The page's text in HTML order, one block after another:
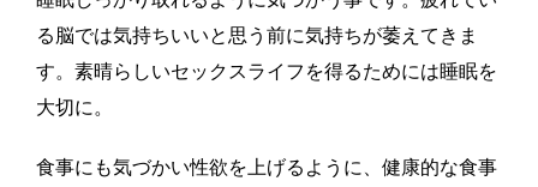
る脳では気持ちいいと思う前に気持ちが萎えてきま
す。素晴らしいセックスライフを得るためには睡眠を
大切に。
食事にも気づかい性欲を上げるように、健康的な食事